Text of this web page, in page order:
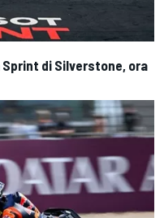
Sprint di Silverstone, ora